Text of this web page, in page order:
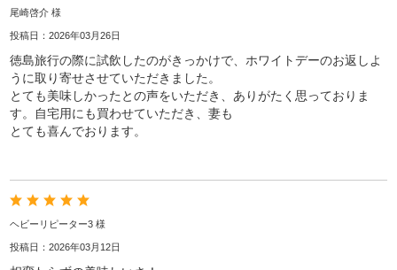
尾崎啓介 様
投稿日：2026年03月26日
徳島旅行の際に試飲したのがきっかけで、ホワイトデーのお返しよ
うに取り寄せさせていただきました。
とても美味しかったとの声をいただき、ありがたく思っておりま
す。自宅用にも買わせていただき、妻も
とても喜んでおります。
ヘビーリピーター3 様
投稿日：2026年03月12日